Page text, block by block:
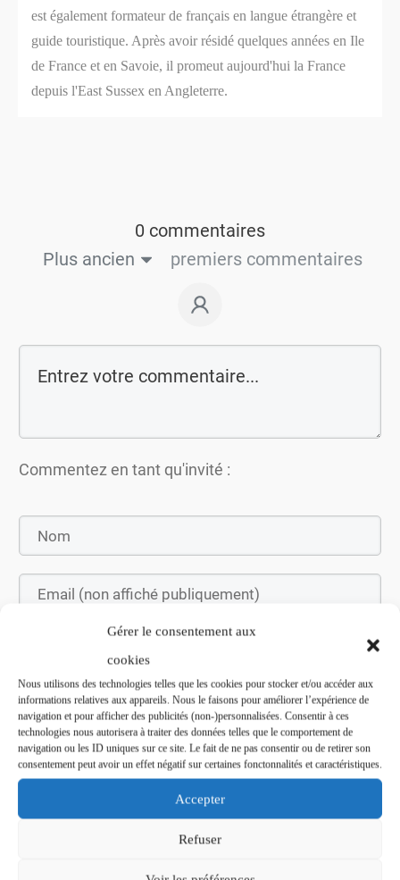
Gérer le consentement aux
cookies
Nous utilisons des technologies telles que les cookies pour stocker et/ou accéder aux
informations relatives aux appareils. Nous le faisons pour améliorer l’expérience de
navigation et pour afficher des publicités (non-)personnalisées. Consentir à ces
technologies nous autorisera à traiter des données telles que le comportement de
navigation ou les ID uniques sur ce site. Le fait de ne pas consentir ou de retirer son
consentement peut avoir un effet négatif sur certaines fonctonnalités et caractéristiques.
Accepter
Refuser
est également formateur de français en langue étrangère et
guide touristique. Après avoir résidé quelques années en Ile
de France et en Savoie, il promeut aujourd'hui la France
depuis l'East Sussex en Angleterre.
0 commentaires
Plus ancien
premiers commentaires
Commentez en tant qu'invité :
Soumettez le commentaire